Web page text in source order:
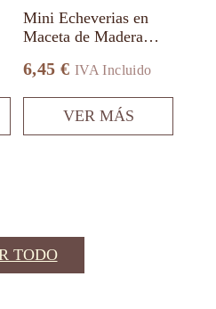
Mini Echeverias en
Maceta de Madera
6,45€ IVA Incluido
VER MÁS
la
página
producto
TODO